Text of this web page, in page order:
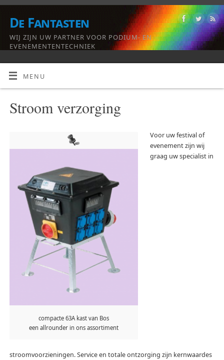
De Fantasten
WIJ ZIJN UW PARTNER VOOR PODIUM- EN
EVENEMENTENTECHNIEK
MENU
Stroom verzorging
compacte 63A kast van Bos
een allrounder in ons assortiment
Voor uw festival of
evenement zijn wij
graag uw specialist in
stroomvoorzieningen. Service en totale ontzorging zijn kernwaardes